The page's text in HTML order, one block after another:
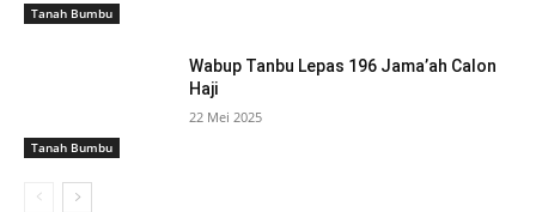
Tanah Bumbu
Tanah Bumbu
Wabup Tanbu Lepas 196 Jama’ah Calon
Haji
22 Mei 2025